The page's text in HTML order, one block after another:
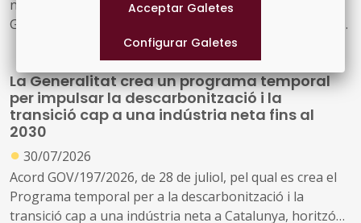
nou model de relació entre l'Administració de la
Generalitat i el seu sector públic i Energies Renovables
Públiques de Catalunya, SAU (L'Energètica), i
s'encarrega a L'Energètica la provisió general de serveis
en l'àmbit de l'energia
La Generalitat crea un programa temporal
per impulsar la descarbonització i la
transició cap a una indústria neta fins al
2030
● 30/07/2026
Acord GOV/197/2026, de 28 de juliol, pel qual es crea el
Programa temporal per a la descarbonització i la
transició cap a una indústria neta a Catalunya, horitzó